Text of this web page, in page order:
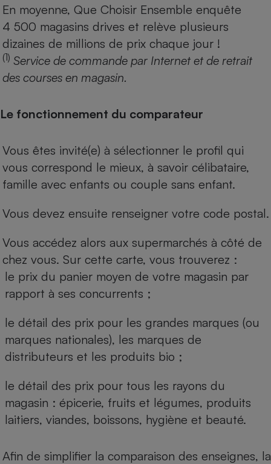
En moyenne, Que Choisir Ensemble enquête
4 500 magasins drives et relève plusieurs
dizaines de millions de prix chaque jour !
(1) Service de commande par Internet et de retrait
des courses en magasin.
Le fonctionnement du comparateur
Vous êtes invité(e) à sélectionner le profil qui
vous correspond le mieux, à savoir célibataire,
famille avec enfants ou couple sans enfant.
Vous devez ensuite renseigner votre code postal.
Vous accédez alors aux supermarchés à côté de
chez vous. Sur cette carte, vous trouverez :
le prix du panier moyen de votre magasin par
rapport à ses concurrents ;
le détail des prix pour les grandes marques (ou
marques nationales), les marques de
distributeurs et les produits bio ;
le détail des prix pour tous les rayons du
magasin : épicerie, fruits et légumes, produits
laitiers, viandes, boissons, hygiène et beauté.
Afin de simplifier la comparaison des enseignes, la